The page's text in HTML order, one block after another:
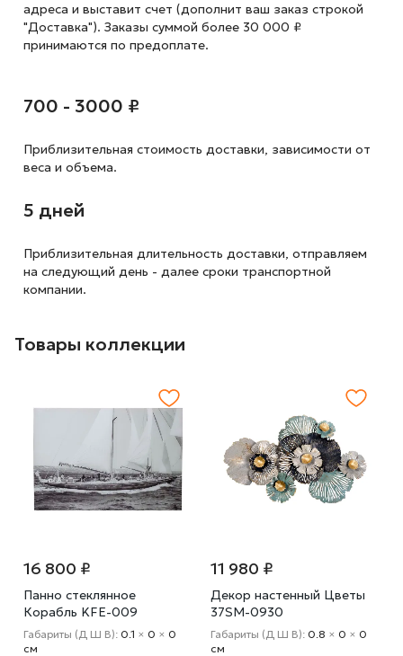
адреса и выставит счет (дополнит ваш заказ строкой
"Доставка"). Заказы суммой более 30 000 ₽
принимаются по предоплате.
700 - 3000 ₽
Приблизительная стоимость доставки, зависимости от
веса и объема.
5 дней
Приблизительная длительность доставки, отправляем
на следующий день - далее сроки транспортной
компании.
Товары коллекции
16 800 ₽
Панно стеклянное
Корабль KFE-009
Габариты (Д Ш В): 0.1 × 0 × 0
cм
11 980 ₽
Декор настенный Цветы
37SM-0930
Габариты (Д Ш В): 0.8 × 0 × 0
cм